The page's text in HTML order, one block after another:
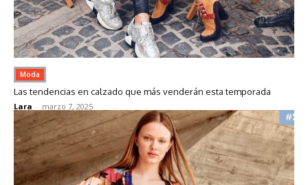
Moda
Las tendencias en calzado que más venderán esta temporada
Lara - marzo 7, 2025